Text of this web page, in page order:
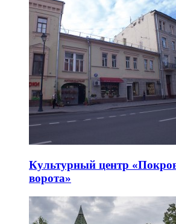
Культурный центр
ворота»